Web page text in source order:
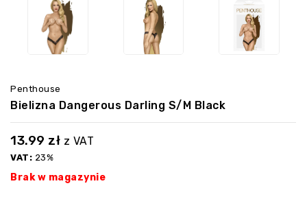
Penthouse
Bielizna Dangerous Darling S/M Black
13.99 zł z VAT
VAT: 23%
Brak w magazynie